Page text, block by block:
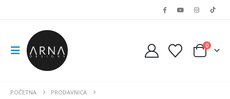
0
POČETNA
PRODAVNICA